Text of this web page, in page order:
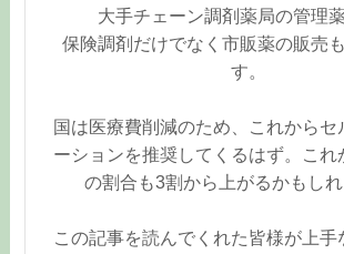
大手チェーン調剤薬局の管理薬
保険調剤だけでなく市販薬の販売
す。
国は医療費削減のため、これからセ
ーションを推奨してくるはず。これ
の割合も3割から上がるかもしれ
この記事を読んでくれた皆様が上手